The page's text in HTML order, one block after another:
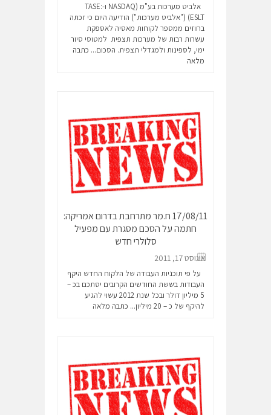
אלביט מערכות בע"מ (NASDAQ ו-TASE:
ESLT) ("אלביט מערכות") הודיעה היום כי זכתה
בחוזים ממספר לקוחות מאסיה לאספקת
עשרות רבות של מערכות תצפית למטוסי סיור
ימי, לספינות ולמגדלי תצפית. הסכום... כתבה
מלאה
17/08/11 ח.מר מתרחבת בדרום אמריקה:
חתמה על הסכם מסגרת עם מפעיל
סלולרי חדש
אוגוסט 17, 2011
על פי תוכניות העבודה של הלקוח החדש היקף
העבודות בששת החודשים הקרובים יסתכם בכ –
5 מיליון דולר ובכל שנת 2012 עשוי להגיע
להיקף של כ – 20 מיליון...
כתבה מלאה